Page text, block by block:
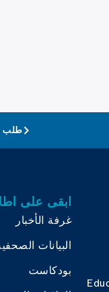
طلب
ابقى على
غرفة الأخبار
البيانات
بودكاست